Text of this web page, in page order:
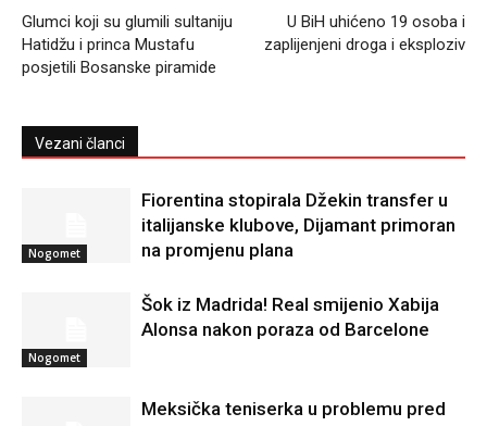
Glumci koji su glumili sultaniju
Hatidžu i princa Mustafu
posjetili Bosanske piramide
U BiH uhićeno 19 osoba i
zaplijenjeni droga i eksploziv
Vezani članci
Nogomet
Fiorentina stopirala Džekin transfer u
italijanske klubove, Dijamant primoran
na promjenu plana
Nogomet
Šok iz Madrida! Real smijenio Xabija
Alonsa nakon poraza od Barcelone
Meksička teniserka u problemu pred